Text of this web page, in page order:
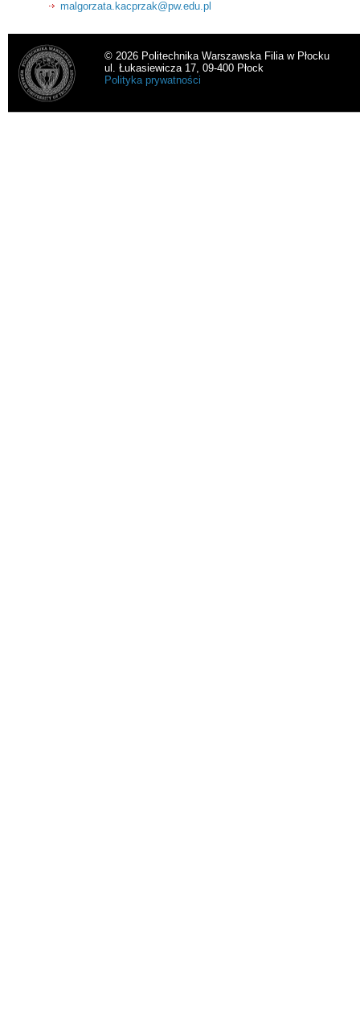
malgorzata.kacprzak@pw.edu.pl
© 2026 Politechnika Warszawska Filia w Płocku
ul. Łukasiewicza 17, 09-400 Płock
Polityka prywatności